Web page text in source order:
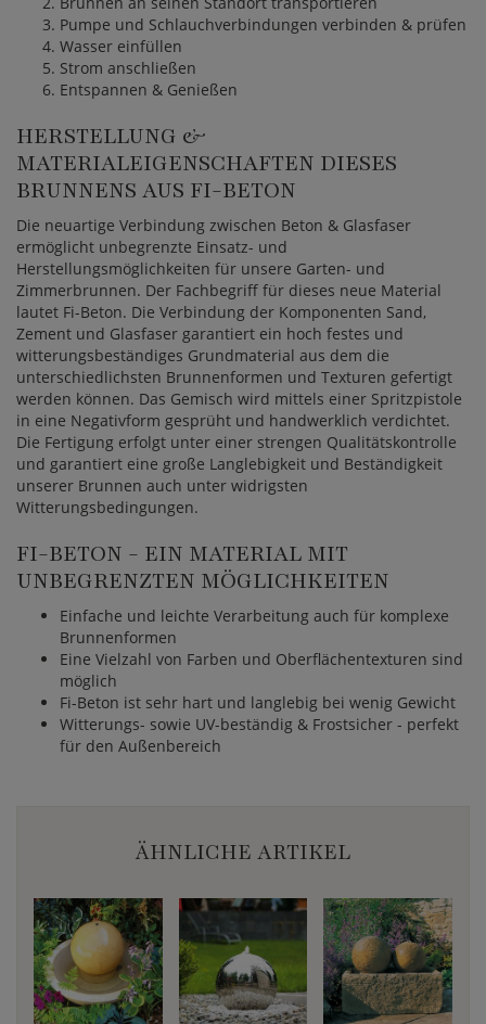
Pumpe und Schlauchverbindungen verbinden & prüfen
Wasser einfüllen
Strom anschließen
Entspannen & Genießen
HERSTELLUNG &
MATERIALEIGENSCHAFTEN DIESES
BRUNNENS AUS FI-BETON
Die neuartige Verbindung zwischen Beton & Glasfaser
ermöglicht unbegrenzte Einsatz- und
Herstellungsmöglichkeiten für unsere Garten- und
Zimmerbrunnen. Der Fachbegriff für dieses neue Material
lautet Fi-Beton. Die Verbindung der Komponenten Sand,
Zement und Glasfaser garantiert ein hoch festes und
witterungsbeständiges Grundmaterial aus dem die
unterschiedlichsten Brunnenformen und Texturen gefertigt
werden können. Das Gemisch wird mittels einer Spritzpistole
in eine Negativform gesprüht und handwerklich verdichtet.
Die Fertigung erfolgt unter einer strengen Qualitätskontrolle
und garantiert eine große Langlebigkeit und Beständigkeit
unserer Brunnen auch unter widrigsten
Witterungsbedingungen.
FI-BETON - EIN MATERIAL MIT
UNBEGRENZTEN MÖGLICHKEITEN
Einfache und leichte Verarbeitung auch für komplexe
Brunnenformen
Eine Vielzahl von Farben und Oberflächentexturen sind
möglich
Fi-Beton ist sehr hart und langlebig bei wenig Gewicht
Witterungs- sowie UV-beständig & Frostsicher - perfekt
für den Außenbereich
ÄHNLICHE ARTIKEL